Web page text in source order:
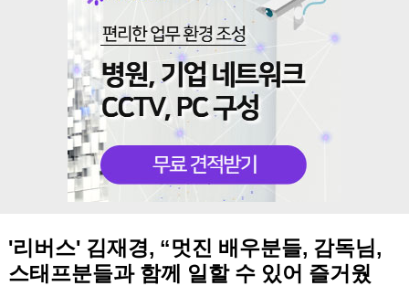
'리버스' 김재경, “멋진 배우분들, 감독님,
스태프분들과 함께 일할 수 있어 즐거웠